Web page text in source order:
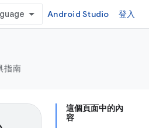
Android Studio 登入
指南
這個頁面中的內
容